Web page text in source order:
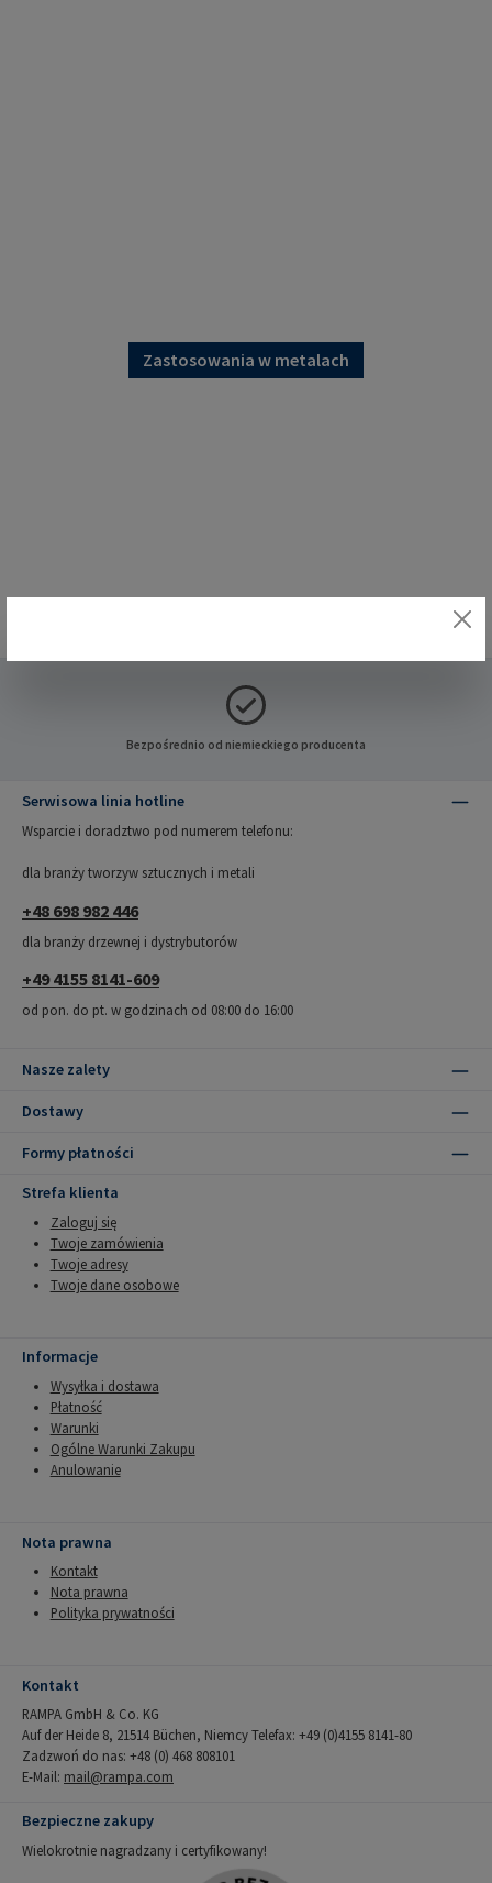
Zastosowania w metalach
Bezpośrednio od niemieckiego producenta
Serwisowa linia hotline
Wsparcie i doradztwo pod numerem telefonu:
dla branży tworzyw sztucznych i metali
+48 698 982 446
dla branży drzewnej i dystrybutorów
+49 4155 8141-609
od pon. do pt. w godzinach od 08:00 do 16:00
Nasze zalety
Dostawy
Formy płatności
Strefa klienta
Zaloguj się
Twoje zamówienia
Twoje adresy
Twoje dane osobowe
Informacje
Wysyłka i dostawa
Płatność
Warunki
Ogólne Warunki Zakupu
Anulowanie
Nota prawna
Kontakt
Nota prawna
Polityka prywatności
Kontakt
RAMPA GmbH & Co. KG
Auf der Heide 8, 21514 Büchen, Niemcy Telefax: +49 (0)4155 8141-80
Zadzwoń do nas: +48 (0) 468 808101
E-Mail: mail@rampa.com
Bezpieczne zakupy
Wielokrotnie nagradzany i certyfikowany!